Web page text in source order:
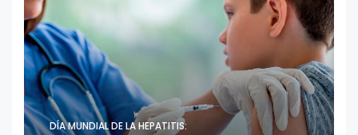
DÍA MUNDIAL DE LA HEPATITIS: